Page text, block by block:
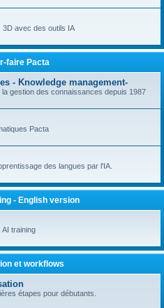
3D avec des outils IA
faire Pacta
- Knowledge management-
gestion des connaissances depuis 1987
Pacta
des langues par l'IA.
- English version
AI training
et workflows
étapes pour débutants.